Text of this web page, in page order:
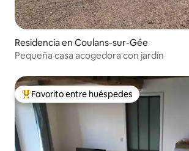
Residencia en Coulans-sur-Gée
Pequeña casa acogedora con jardín
De los mejores en Favorito entre huéspedes
Favorito entre huéspedes